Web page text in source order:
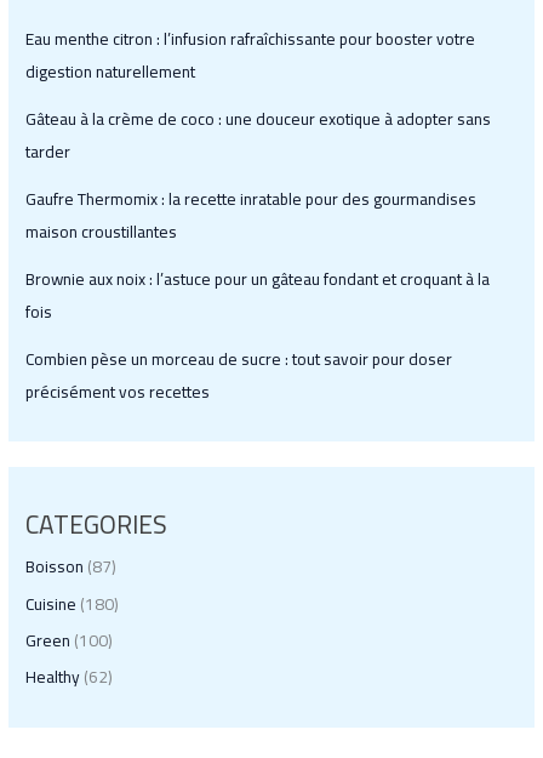
Eau menthe citron : l’infusion rafraîchissante pour booster votre
digestion naturellement
Gâteau à la crème de coco : une douceur exotique à adopter sans
tarder
Gaufre Thermomix : la recette inratable pour des gourmandises
maison croustillantes
Brownie aux noix : l’astuce pour un gâteau fondant et croquant à la
fois
Combien pèse un morceau de sucre : tout savoir pour doser
précisément vos recettes
CATEGORIES
Boisson(87)
Cuisine(180)
Green(100)
Healthy(62)